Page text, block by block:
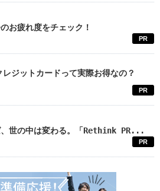
お疲れ度をチェック！
PR
ジットカードって実際お得なの？
PR
、世の中は変わる。「Rethink PR...
PR